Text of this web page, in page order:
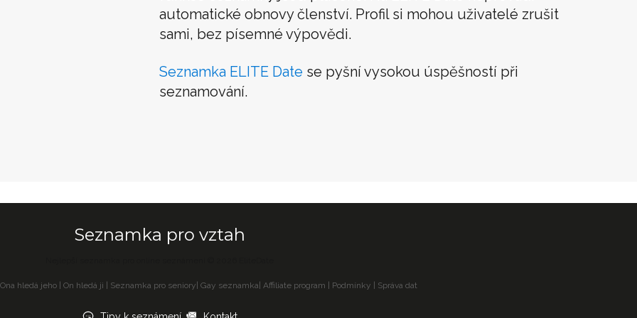
automatické obnovy členství. Profil si mohou uživatelé zrušit
sami, bez písemné výpovědi.
Seznamka ELITE Date se pyšní vysokou úspěšností při
seznamování.
Seznamka pro vztah
Ona hledá jeho| On hledá ji | Seznamka pro seniory| Gay seznamka| Affiliate program | Podmínky | Správa dat